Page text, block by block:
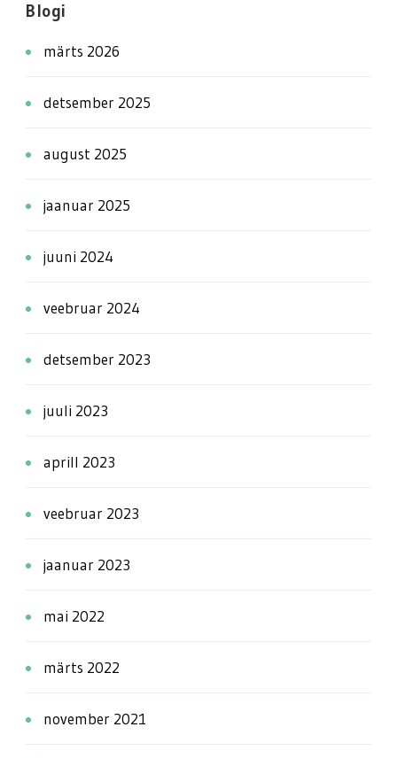
Blogi
märts 2026
detsember 2025
august 2025
jaanuar 2025
juuni 2024
veebruar 2024
detsember 2023
juuli 2023
aprill 2023
veebruar 2023
jaanuar 2023
mai 2022
märts 2022
november 2021